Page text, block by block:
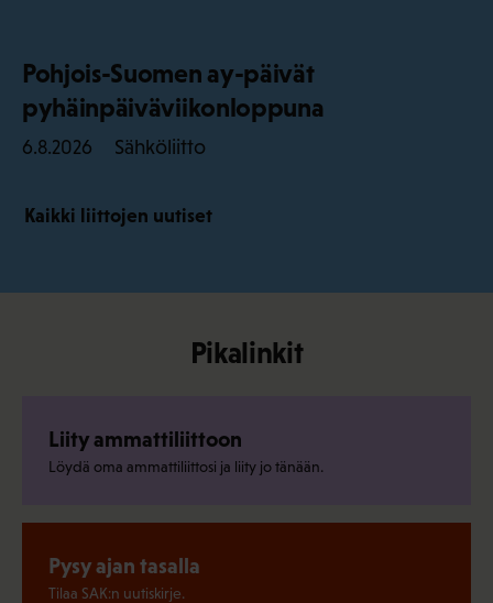
Pohjois-Suomen ay-päivät
pyhäinpäiväviikonloppuna
6.8.2026 Sähköliitto
Kaikki liittojen uutiset
Pikalinkit
Liity ammattiliittoon
Löydä oma ammattiliittosi ja liity jo tänään.
Pysy ajan tasalla
Tilaa SAK:n uutiskirje.